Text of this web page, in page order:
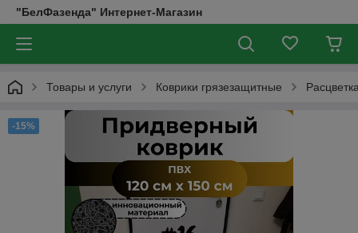
"БелФазенда" Интернет-Магазин
Товары и услуги Коврики грязезащитные
-15%